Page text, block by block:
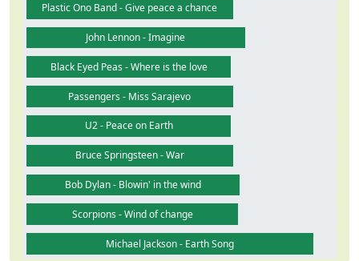
Plastic Ono Band - Give peace a chance
John Lennon - Imagine
Black Eyed Peas - Where is the love
Passengers - Miss Sarajevo
U2 - Peace on Earth
Bruce Springsteen - War
Bob Dylan - Blowin' in the wind
Scorpions - Wind of change
Michael Jackson - Earth Song